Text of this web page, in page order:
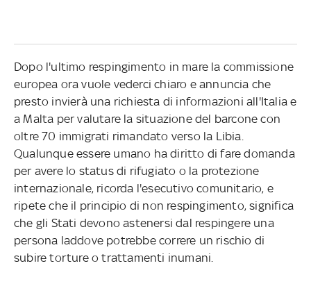
Dopo l'ultimo respingimento in mare la commissione
europea ora vuole vederci chiaro e annuncia che
presto invierà una richiesta di informazioni all'Italia e
a Malta per valutare la situazione del barcone con
oltre 70 immigrati rimandato verso la Libia.
Qualunque essere umano ha diritto di fare domanda
per avere lo status di rifugiato o la protezione
internazionale, ricorda l'esecutivo comunitario, e
ripete che il principio di non respingimento, significa
che gli Stati devono astenersi dal respingere una
persona laddove potrebbe correre un rischio di
subire torture o trattamenti inumani.